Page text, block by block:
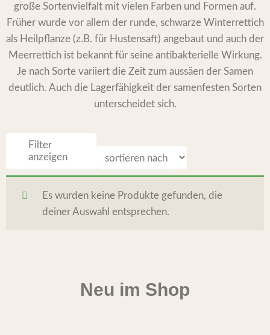
große Sortenvielfalt mit vielen Farben und Formen auf.
Früher wurde vor allem der runde, schwarze Winterrettich
als Heilpflanze (z.B. für Hustensaft) angebaut und auch der
Meerrettich ist bekannt für seine antibakterielle Wirkung.
Je nach Sorte variiert die Zeit zum aussäen der Samen
deutlich. Auch die Lagerfähigkeit der samenfesten Sorten
unterscheidet sich.
Filter
anzeigen
Es wurden keine Produkte gefunden, die
deiner Auswahl entsprechen.
Neu im Shop